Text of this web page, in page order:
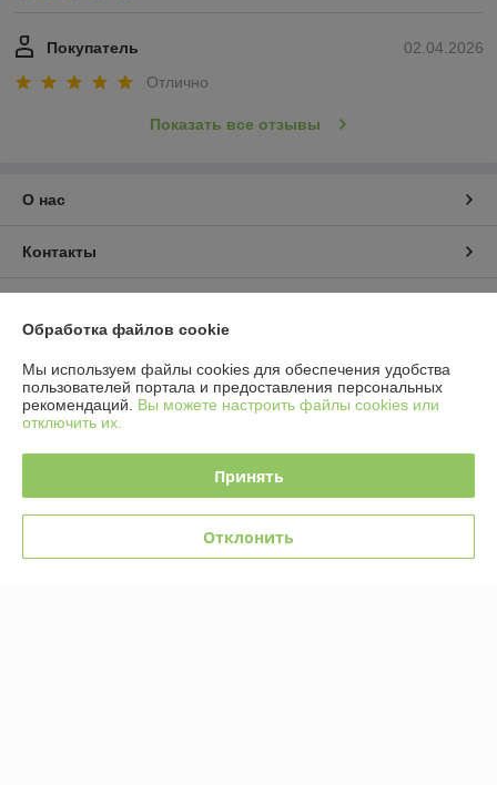
02.04.2026
Покупатель
Отлично
Показать все отзывы
О нас
Контакты
Полная версия сайта
Политика обработки cookies
Сайт создан на платформе Deal.by
Обработка файлов cookie
Мы используем файлы cookies для обеспечения удобства
пользователей портала и предоставления персональных
рекомендаций. Вы можете настроить файлы cookies или
отключить их.
Принять
Отклонить